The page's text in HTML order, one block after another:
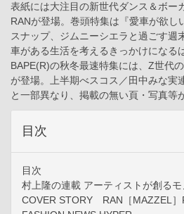
表紙には大注目の新世代ダンス＆ボー
RANが登場。巻頭特集は『愛車が欲し
スナップ、ジムニーシエラと過ごす週
車がある生活を考えるきっかけになる
BAPE(R)の秋冬最速特集には、Z世代
が登場。上半期べスコス／田中みな
と一部異なり、掲載の無い頁・写真等
目次
目次
村上隆の連載 アーティストが創るモ
COVER STORY RAN［MAZZEL